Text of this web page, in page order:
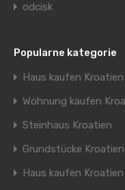
odcisk
Popularne kategorie
Haus kaufen Kroatien
Wohnung kaufen
Steinhaus Kroatien
Grundstücke Kroatien
Haus kaufen